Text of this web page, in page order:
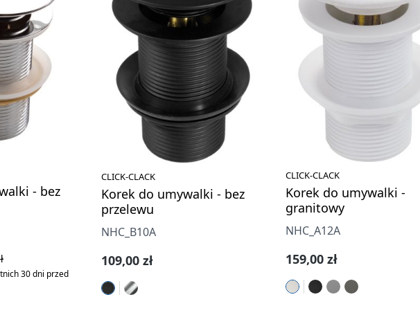
- bez
30 dni przed
CLICK-CLACK
Korek do umywalki - bez
przelewu
NHC_B10A
Cena regularna:
109,00 zł
CLICK-CLACK
Korek do umywalki -
granitowy
NHC_A12A
Cena regularna:
159,00 zł